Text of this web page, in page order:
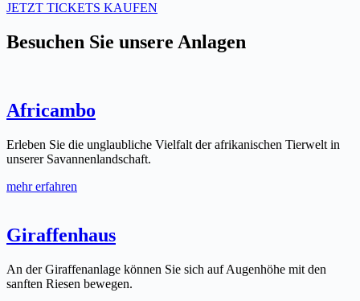
JETZT TICKETS KAUFEN
Besuchen Sie unsere Anlagen
Africambo
Erleben Sie die unglaubliche Vielfalt der afrikanischen Tierwelt in
unserer Savannenlandschaft.
mehr erfahren
Giraffenhaus
An der Giraffenanlage können Sie sich auf Augenhöhe mit den
sanften Riesen bewegen.